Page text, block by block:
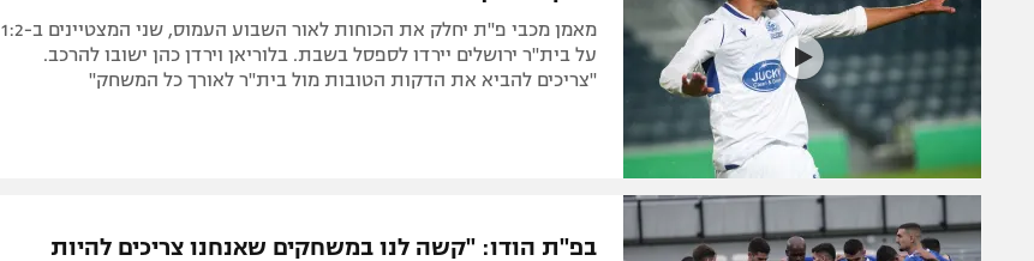
מאמן מכבי פ"ת יחלק את הכוחות לאור השבוע העמוס, שני המצטיינים ב-1:2
על בית"ר ירושלים יירדו לספסל בשבת. בלוריאן וירדן כהן ישובו להרכב.
"צריכים להביא את הדקות הטובות מול בית"ר לאורך כל המשחק"
בפ"ת הודו: "קשה לנו במשחקים שאנחנו צריכים להיות